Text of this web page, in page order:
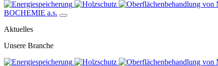
BOCHEMIE a.s.
Aktuelles
Unsere Branche